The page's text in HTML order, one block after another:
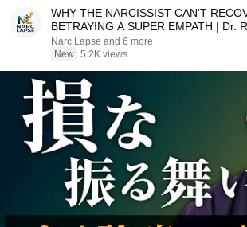
WHY THE NARCISSIST CAN'T
BETRAYING A SUPER EMPATH | Dr.
Narc Lapse and 6 more
New 5.2K views